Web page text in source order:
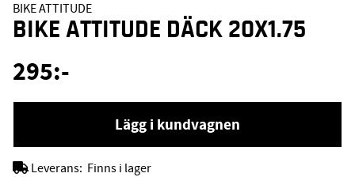
BIKE ATTITUDE
BIKE ATTITUDE DÄCK 20X1.75
295:-
Lägg i kundvagnen
Leverans: Finns i lager